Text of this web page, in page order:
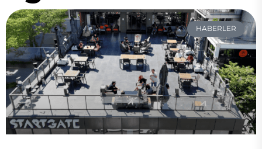
HABERLER